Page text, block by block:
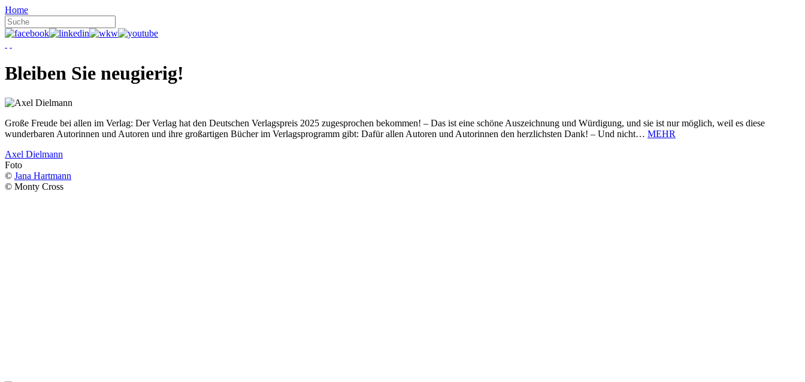
Home
Bleiben Sie neugierig!
Große Freude bei allen im Verlag: Der Verlag hat den Deutschen Verlagspreis 2025 zugesprochen bekommen! – Das ist eine schöne Auszeichnung und Würdigung, und sie ist nur möglich, weil es diese
wunderbaren Autorinnen und Autoren und ihre großartigen Bücher im Verlagsprogramm gibt: Dafür allen Autoren und Autorinnen den herzlichsten Dank! – Und nicht… MEHR
Axel Dielmann
Foto
© Jana Hartmann
© Monty Cross